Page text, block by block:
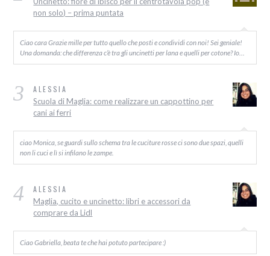
non solo) – prima puntata
Ciao cara Grazie mille per tutto quello che posti e condividi con noi! Sei geniale!
Una domanda: che differenza c’è tra gli uncinetti per lana e quelli per cotone? Io…
3 ALESSIA
Scuola di Maglia: come realizzare un cappottino per
cani ai ferri
ciao Monica, se guardi sullo schema tra le cuciture rosse ci sono due spazi, quelli
non li cuci e lì si infilano le zampe.
4 ALESSIA
Maglia, cucito e uncinetto: libri e accessori da
comprare da Lidl
Ciao Gabriella, beata te che hai potuto partecipare :)